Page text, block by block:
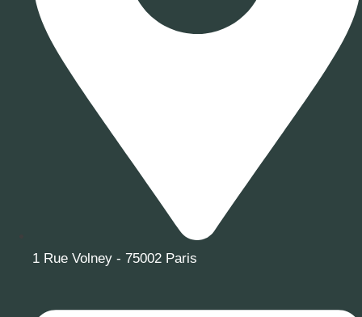
1 Rue Volney - 75002 Paris